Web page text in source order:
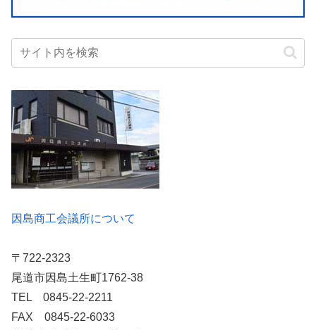
因島商工会議所について
〒722-2323
尾道市因島土生町1762-38
TEL 0845-22-2211
FAX 0845-22-6033